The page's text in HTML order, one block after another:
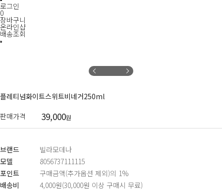
로그인
0
장바구니
온라인샵
배송조회
플레티넘화이트스위트비네거250ml
판매가격 39,000원
브랜드
빌라모데나
모델
8056737111115
포인트
구매금액(추가옵션 제외)의 1%
배송비
4,000원(30,000원 이상 구매시 무료)